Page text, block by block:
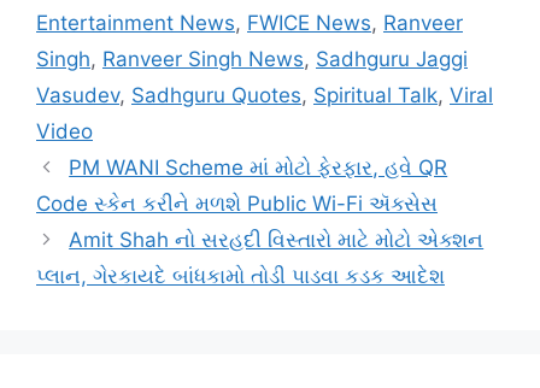
Entertainment News, FWICE News, Ranveer
Singh, Ranveer Singh News, Sadhguru Jaggi
Vasudev, Sadhguru Quotes, Spiritual Talk, Viral
Video
PM WANI Scheme માં મોટો ફેરફાર, હવે QR
Code સ્કેન કરીને મળશે Public Wi-Fi ઍક્સેસ
Amit Shah નો સરહદી વિસ્તારો માટે મોટો એક્શન
પ્લાન, ગેરકાયદે બાંધકામો તોડી પાડવા કડક આદેશ